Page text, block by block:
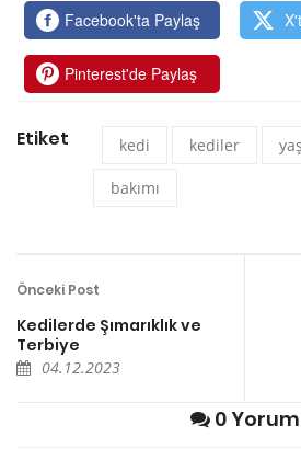
Facebook'ta Paylaş
Pinterest'de Paylaş
Etiket kedi kediler
bakımı
Önceki Post
Kedilerde Şımarıklık ve
Terbiye
04.12.2023
0 Yorum